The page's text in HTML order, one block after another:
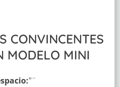
CONVINCENTES
MODELO MINI
"¨